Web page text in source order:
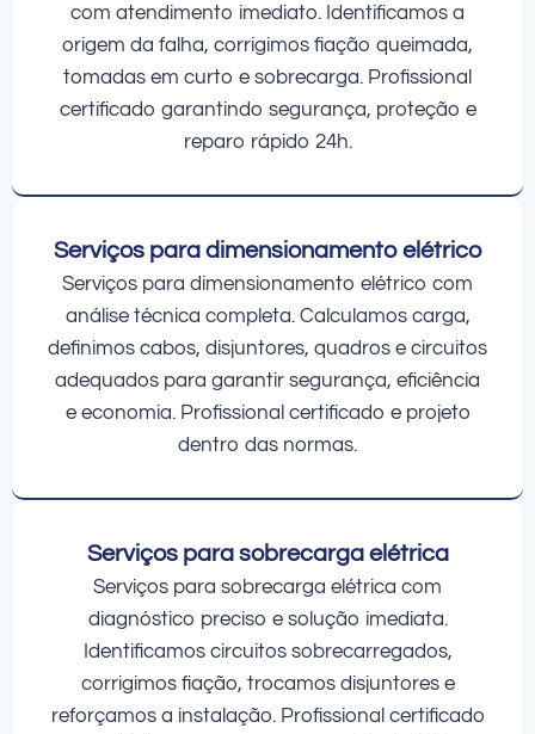
com atendimento imediato. Identificamos a
origem da falha, corrigimos fiação queimada,
tomadas em curto e sobrecarga. Profissional
certificado garantindo segurança, proteção e
reparo rápido 24h.
Serviços para dimensionamento elétrico
Serviços para dimensionamento elétrico com
análise técnica completa. Calculamos carga,
definimos cabos, disjuntores, quadros e circuitos
adequados para garantir segurança, eficiência
e economia. Profissional certificado e projeto
dentro das normas.
Serviços para sobrecarga elétrica
Serviços para sobrecarga elétrica com
diagnóstico preciso e solução imediata.
Identificamos circuitos sobrecarregados,
corrigimos fiação, trocamos disjuntores e
reforçamos a instalação. Profissional certificado